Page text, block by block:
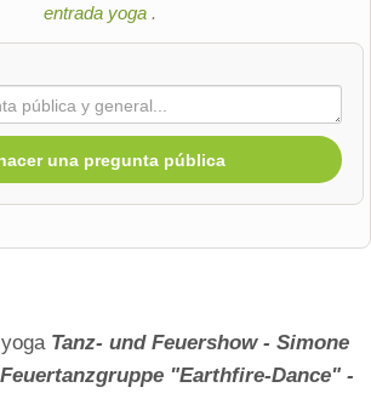
entrada yoga .
una pregunta pública
Tanz- und Feuershow - Simone
"Earthfire-Dance" -